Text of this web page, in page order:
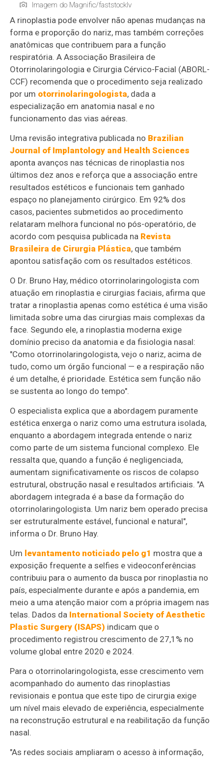
Imagem do Magnific/faststocklv
A rinoplastia pode envolver não apenas mudanças na
forma e proporção do nariz, mas também correções
anatômicas que contribuem para a função
respiratória. A Associação Brasileira de
Otorrinolaringologia e Cirurgia Cérvico-Facial (ABORL-
CCF) recomenda que o procedimento seja realizado
por um otorrinolaringologista, dada a
especialização em anatomia nasal e no
funcionamento das vias aéreas.
Uma revisão integrativa publicada no Brazilian
Journal of Implantology and Health Sciences
aponta avanços nas técnicas de rinoplastia nos
últimos dez anos e reforça que a associação entre
resultados estéticos e funcionais tem ganhado
espaço no planejamento cirúrgico. Em 92% dos
casos, pacientes submetidos ao procedimento
relataram melhora funcional no pós-operatório, de
acordo com pesquisa publicada na Revista
Brasileira de Cirurgia Plástica, que também
apontou satisfação com os resultados estéticos.
O Dr. Bruno Hay, médico otorrinolaringologista com
atuação em rinoplastia e cirurgias faciais, afirma que
tratar a rinoplastia apenas como estética é uma visão
limitada sobre uma das cirurgias mais complexas da
face. Segundo ele, a rinoplastia moderna exige
domínio preciso da anatomia e da fisiologia nasal:
"Como otorrinolaringologista, vejo o nariz, acima de
tudo, como um órgão funcional — e a respiração não
é um detalhe, é prioridade. Estética sem função não
se sustenta ao longo do tempo".
O especialista explica que a abordagem puramente
estética enxerga o nariz como uma estrutura isolada,
enquanto a abordagem integrada entende o nariz
como parte de um sistema funcional complexo. Ele
ressalta que, quando a função é negligenciada,
aumentam significativamente os riscos de colapso
estrutural, obstrução nasal e resultados artificiais. "A
abordagem integrada é a base da formação do
otorrinolaringologista. Um nariz bem operado precisa
ser estruturalmente estável, funcional e natural",
informa o Dr. Bruno Hay.
Um levantamento noticiado pelo g1 mostra que a
exposição frequente a selfies e videoconferências
contribuiu para o aumento da busca por rinoplastia no
país, especialmente durante e após a pandemia, em
meio a uma atenção maior com a própria imagem nas
telas. Dados da International Society of Aesthetic
Plastic Surgery (ISAPS) indicam que o
procedimento registrou crescimento de 27,1% no
volume global entre 2020 e 2024.
Para o otorrinolaringologista, esse crescimento vem
acompanhado do aumento das rinoplastias
revisionais e pontua que este tipo de cirurgia exige
um nível mais elevado de experiência, especialmente
na reconstrução estrutural e na reabilitação da função
nasal.
"As redes sociais ampliaram o acesso à informação,